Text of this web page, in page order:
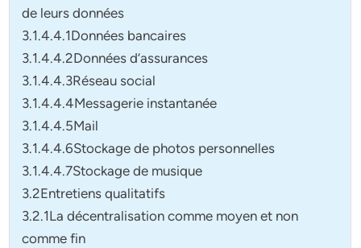
de leurs données
3.1.4.4.1Données bancaires
3.1.4.4.2Données d’assurances
3.1.4.4.3Réseau social
3.1.4.4.4Messagerie instantanée
3.1.4.4.5Mail
3.1.4.4.6Stockage de photos personnelles
3.1.4.4.7Stockage de musique
3.2Entretiens qualitatifs
3.2.1La décentralisation comme moyen et non
comme fin